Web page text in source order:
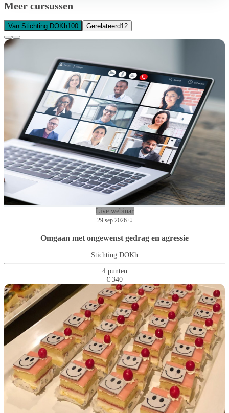
Meer cursussen
Van Stichting DOKh100 Gerelateerd12
Live webinar
29 sep 2026+1
Omgaan met ongewenst gedrag en agressie
Stichting DOKh
4 punten
€ 340